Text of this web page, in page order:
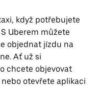
když potřebujete
Uberem můžete
objednat jízdu na
Ať už si
chcete objevovat
otevřete aplikaci